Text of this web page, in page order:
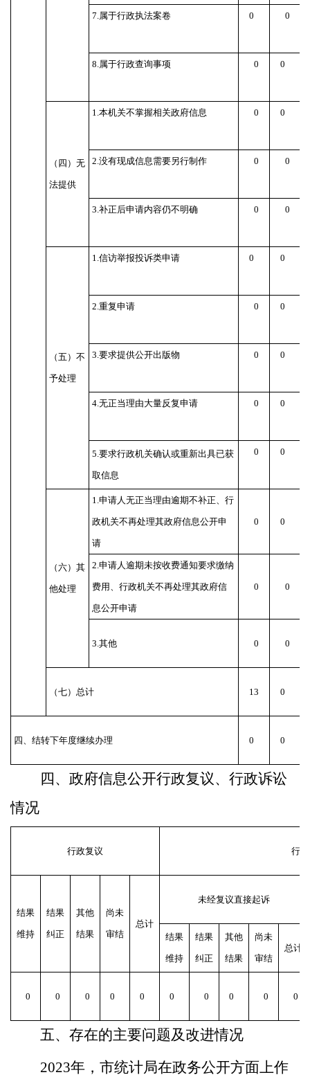
7.属于行政执法案卷 0 0
8.属于行政查询事项 0 0
（四）无
法提供
1.本机关不掌握相关政府信息 0 0
2.没有现成信息需要另行制作 0 0
3.补正后申请内容仍不明确 0 0
（五）不
予处理
1.信访举报投诉类申请 0 0
2.重复申请 0 0
3.要求提供公开出版物 0 0
4.无正当理由大量反复申请 0 0
5.要求行政机关确认或重新出具已获
取信息
0 0
（六）其
他处理
1.申请人无正当理由逾期不补正、行
政机关不再处理其政府信息公开申
请
0 0
2.申请人逾期未按收费通知要求缴纳
费用、行政机关不再处理其政府信
息公开申请
0 0
3.其他 0 0
（七）总计 13 0
四、结转下年度继续办理 0 0
四、政府信息公开行政复议、行政诉讼
情况
行政复议 行
结果
维持
结果
纠正
其他
结果
尚未
审结
总计
未经复议直接起诉
结果
维持
结果
纠正
其他
结果
尚未
审结
总计
0 0 0 0 0 0 0 0 0 0
五、存在的主要问题及改进情况
2023年，市统计局在政务公开方面上作